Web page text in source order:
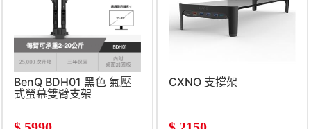
BenQ BDH01 黑色 氣壓
式螢幕雙臂支架
CXNO 支撐架